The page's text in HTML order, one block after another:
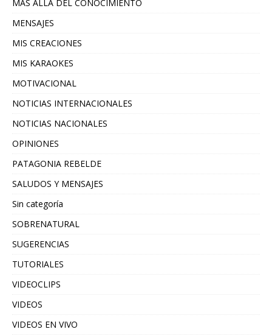
MAS ALLA DEL CONOCIMIENTO
MENSAJES
MIS CREACIONES
MIS KARAOKES
MOTIVACIONAL
NOTICIAS INTERNACIONALES
NOTICIAS NACIONALES
OPINIONES
PATAGONIA REBELDE
SALUDOS Y MENSAJES
Sin categoría
SOBRENATURAL
SUGERENCIAS
TUTORIALES
VIDEOCLIPS
VIDEOS
VIDEOS EN VIVO